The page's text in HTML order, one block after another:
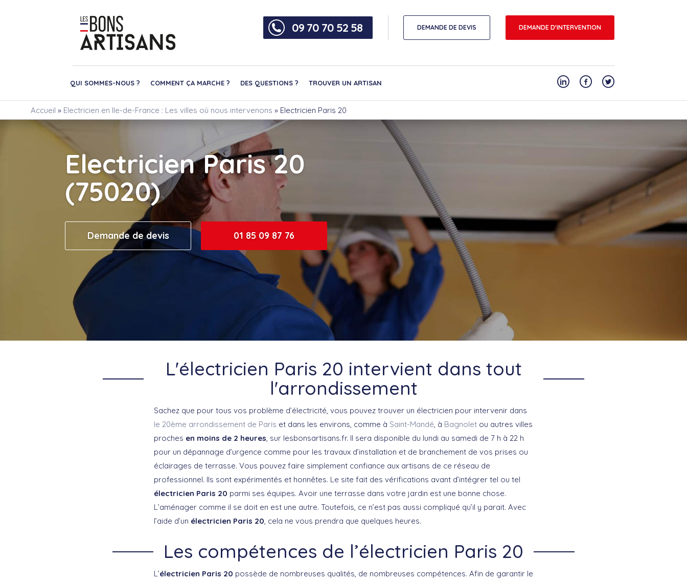
09 70 70 52 58 DEMANDE DE DEVIS DEMANDE D'INTERVENTION
QUI SOMMES-NOUS ? COMMENT ÇA MARCHE ? DES QUESTIONS ? TROUVER UN ARTISAN
Accueil » Electricien en Ile-de-France : Les villes où nous intervenons » Electricien Paris 20
Electricien Paris 20
(75020)
Demande de devis 01 85 09 87 76
L'électricien Paris 20 intervient dans tout
l'arrondissement
Sachez que pour tous vos problème d’électricité, vous pouvez trouver un électricien pour intervenir dans
le 20ème arrondissement de Paris et dans les environs, comme à Saint-Mandé, à Bagnolet ou autres villes
proches en moins de 2 heures, sur lesbonsartisans.fr. Il sera disponible du lundi au samedi de 7 h à 22 h
pour un dépannage d’urgence comme pour les travaux d’installation et de branchement de vos prises ou
éclairages de terrasse. Vous pouvez faire simplement confiance aux artisans de ce réseau de
professionnel. Ils sont expérimentés et honnêtes. Le site fait des vérifications avant d’intégrer tel ou tel
électricien Paris 20 parmi ses équipes. Avoir une terrasse dans votre jardin est une bonne chose.
L’aménager comme il se doit en est une autre. Toutefois, ce n’est pas aussi compliqué qu’il y parait. Avec
l’aide d’un électricien Paris 20, cela ne vous prendra que quelques heures.
Les compétences de l’électricien Paris 20
L’électricien Paris 20 possède de nombreuses qualités, de nombreuses compétences. Afin de garantir le